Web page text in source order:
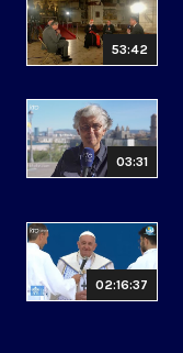
53:42
03:31
02:16:37